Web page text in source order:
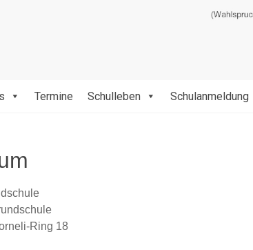
Termine Schulleben Schulanmeldung
Ring 18